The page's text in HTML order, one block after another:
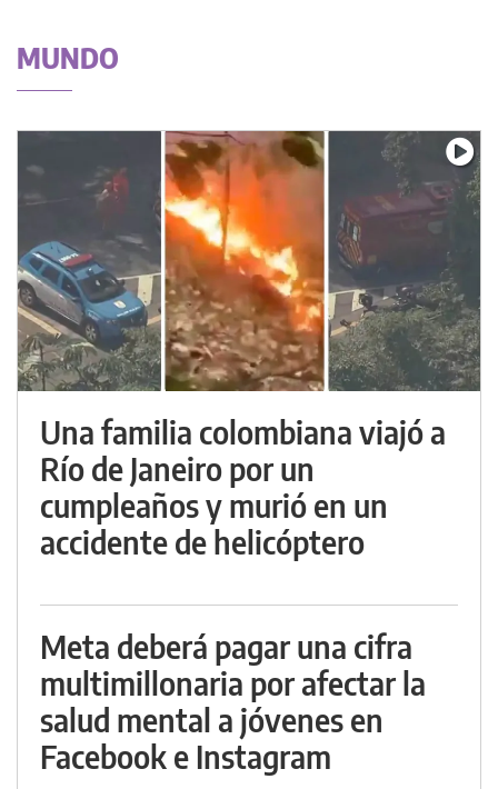
MUNDO
Una familia colombiana viajó a
Río de Janeiro por un
cumpleaños y murió en un
accidente de helicóptero
Meta deberá pagar una cifra
multimillonaria por afectar la
salud mental a jóvenes en
Facebook e Instagram